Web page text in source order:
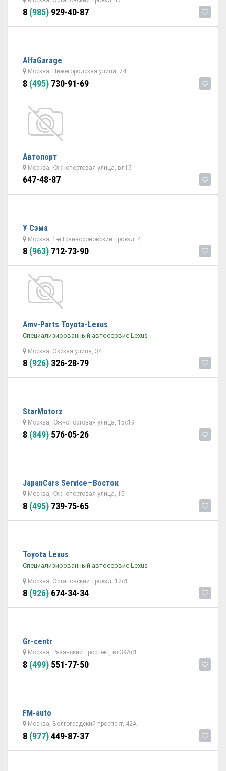
8 (985) 929-40-87
AlfaGarage
Москва, Нижегородская улица, 74
8 (495) 730-91-69
Автопорт
Москва, Южнопортовая улица, вл15
647-48-87
У Сэма
Москва, 1-й Грайвороновский проезд, 4
8 (963) 712-73-90
Amv-Parts Toyota-Lexus
Специализированный автосервис Lexus
Москва, Окская улица, 34
8 (926) 326-28-79
StarMotorz
Москва, Южнопортовая улица, 15с19
8 (849) 576-05-26
JapanСars Service—Восток
Москва, Южнопортовая улица, 15
8 (495) 739-75-65
Toyota Lexus
Специализированный автосервис Lexus
Москва, Остаповский проезд, 12с1
8 (926) 674-34-34
Gr-centr
Москва, Рязанский проспект, вл39Ас1
8 (499) 551-77-50
FM-auto
Москва, Волгоградский проспект, 42А
8 (977)449-87-37